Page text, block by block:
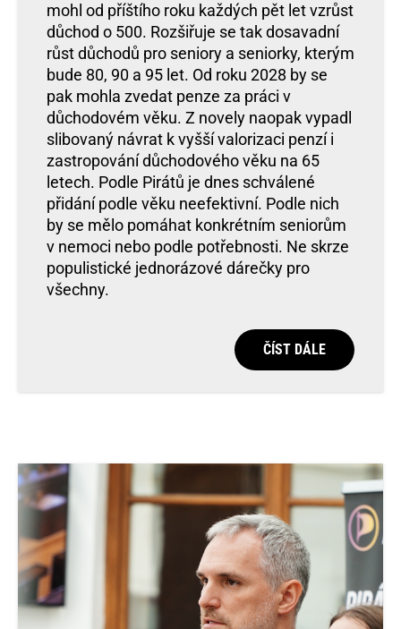
mohl od příštího roku každých pět let vzrůst
důchod o 500. Rozšiřuje se tak dosavadní
růst důchodů pro seniory a seniorky, kterým
bude 80, 90 a 95 let. Od roku 2028 by se
pak mohla zvedat penze za práci v
důchodovém věku. Z novely naopak vypadl
slibovaný návrat k vyšší valorizaci penzí i
zastropování důchodového věku na 65
letech. Podle Pirátů je dnes schválené
přidání podle věku neefektivní. Podle nich
by se mělo pomáhat konkrétním seniorům
v nemoci nebo podle potřebnosti. Ne skrze
populistické jednorázové dárečky pro
všechny.
ČÍST DÁLE